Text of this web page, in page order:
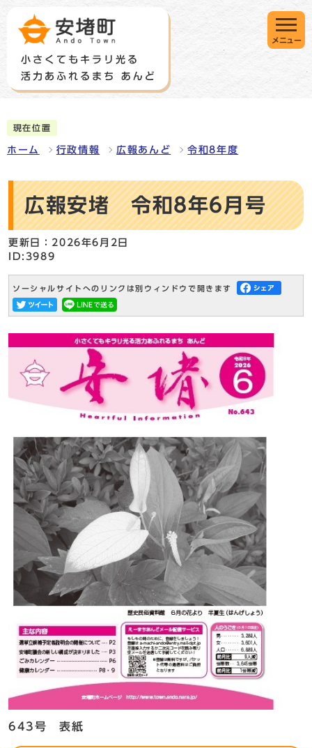
メニュー
現在位置
ホーム 行政情報 広報あんど 令和8年度
広報安堵 令和8年6月号
更新日：2026年6月2日
ID:3989
ソーシャルサイトへのリンクは別ウィンドウで開きます
643号 表紙